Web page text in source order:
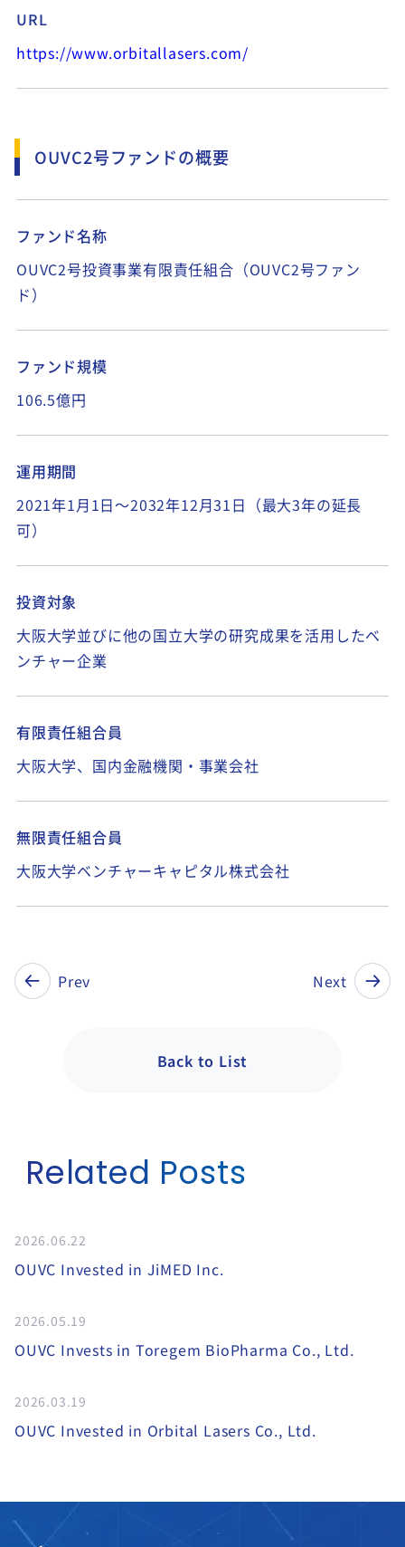
URL
https://www.orbitallasers.com/
OUVC2号ファンドの概要
ファンド名称
OUVC2号投資事業有限責任組合（OUVC2号ファン
ド）
ファンド規模
106.5億円
運用期間
2021年1月1日～2032年12月31日（最大3年の延長
可）
投資対象
大阪大学並びに他の国立大学の研究成果を活用したベ
ンチャー企業
有限責任組合員
大阪大学、国内金融機関・事業会社
無限責任組合員
大阪大学ベンチャーキャピタル株式会社
Prev
Back to List
Next
Related Posts
2026.06.22
OUVC Invested in JiMED Inc.
2026.05.19
OUVC Invests in Toregem BioPharma Co., Ltd.
2026.03.19
OUVC Invested in Orbital Lasers Co., Ltd.